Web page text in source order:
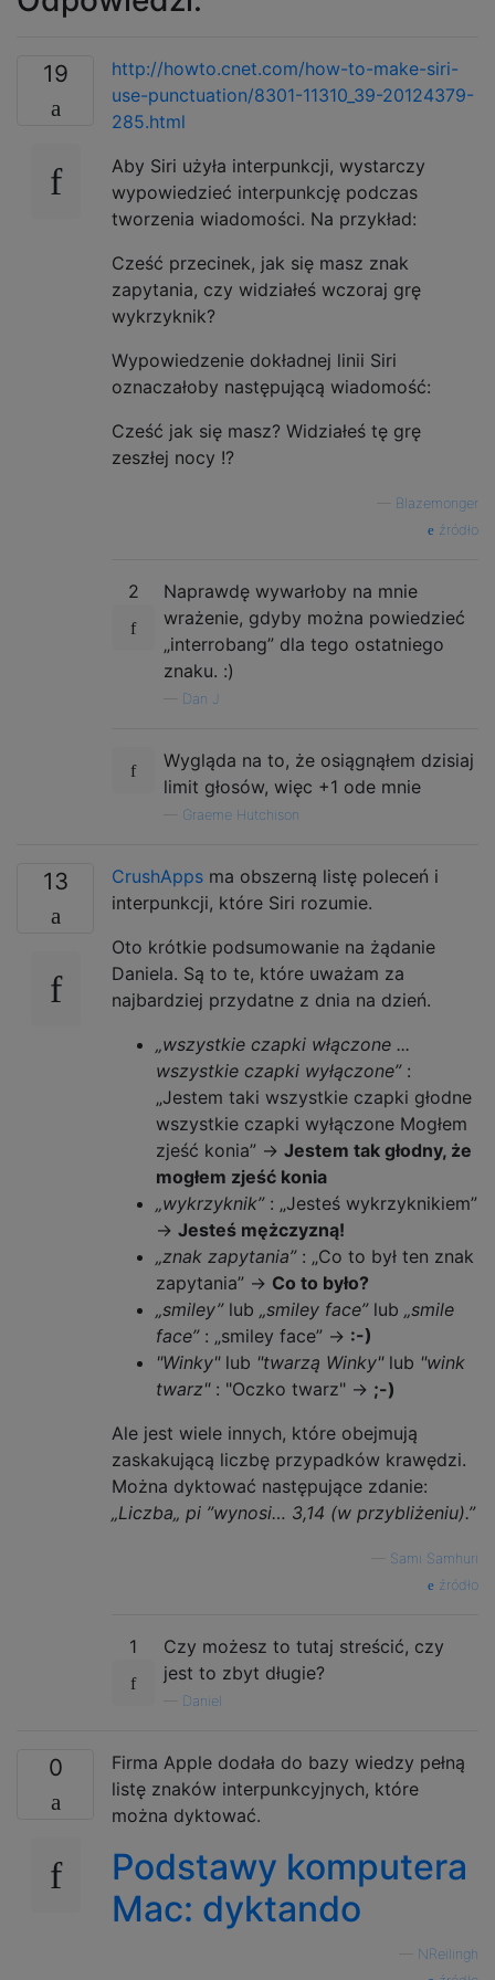
19
http://howto.cnet.com/how-to-make-siri-
use-punctuation/8301-11310_39-20124379-
285.html
Aby Siri użyła interpunkcji, wystarczy
wypowiedzieć interpunkcję podczas
tworzenia wiadomości. Na przykład:
Cześć przecinek, jak się masz znak
zapytania, czy widziałeś wczoraj grę
wykrzyknik?
Wypowiedzenie dokładnej linii Siri
oznaczałoby następującą wiadomość:
Cześć jak się masz? Widziałeś tę grę
zeszłej nocy !?
Blazemonger
źródło
2
Naprawdę wywarłoby na mnie
wrażenie, gdyby można powiedzieć
„interrobang” dla tego ostatniego
znaku. :)
Dan J
Wygląda na to, że osiągnąłem dzisiaj
limit głosów, więc +1 ode mnie
Graeme Hutchison
13 CrushApps ma obszerną listę poleceń i
interpunkcji, które Siri rozumie.
Oto krótkie podsumowanie na żądanie
Daniela. Są to te, które uważam za
najbardziej przydatne z dnia na dzień.
„wszystkie czapki włączone ...
wszystkie czapki wyłączone”:
„Jestem taki wszystkie czapki głodne
wszystkie czapki wyłączone Mogłem
zjeść konia” -> Jestem tak głodny, że
mogłem zjeść konia
„wykrzyknik”: „Jesteś wykrzyknikiem”
-> Jesteś mężczyzną!
„znak zapytania”: „Co to był ten znak
zapytania” -> Co to było?
„smiley”lub „smiley face”lub „smile
face”: „smiley face” -> :-)
"Winky"lub "twarzą Winky"lub "wink
twarz": "Oczko twarz" -> ;-)
Ale jest wiele innych, które obejmują
zaskakującą liczbę przypadków krawędzi.
Można dyktować następujące zdanie:
„Liczba„ pi ”wynosi… 3,14 (w przybliżeniu).”
Sami Samhuri
źródło
1
Czy możesz to tutaj streścić, czy
jest to zbyt długie?
Daniel
0
Firma Apple dodała do bazy wiedzy pełną
listę znaków interpunkcyjnych, które
można dyktować.
Podstawy komputera
Mac: dyktando
NReilingh